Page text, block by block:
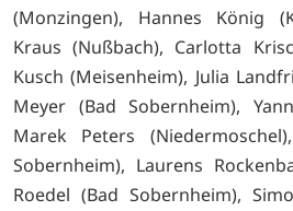
(Monzingen), Hannes König
Kraus (Nußbach), Carlotta
Kusch (Meisenheim), Julia
Meyer (Bad Sobernheim),
Marek Peters
Sobernheim), Laurens
Roedel (Bad Sobernheim),